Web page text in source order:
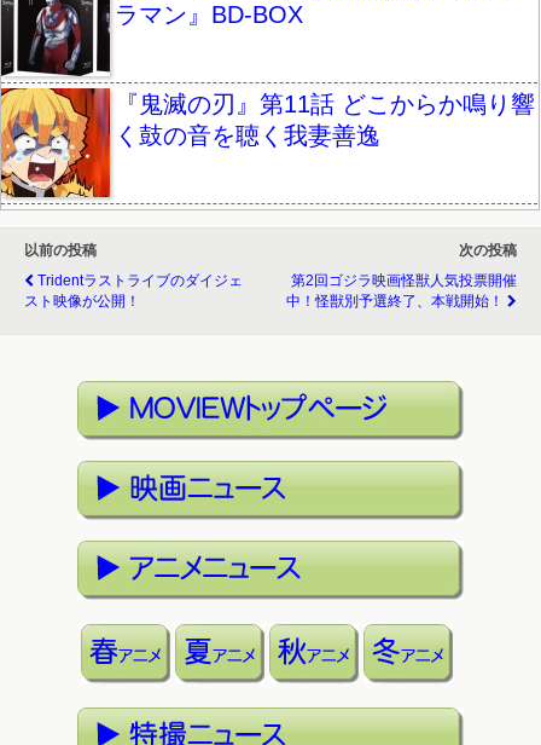
ラマン』BD-BOX
『鬼滅の刃』第11話 どこからか鳴り響
く鼓の音を聴く我妻善逸
以前の投稿
Tridentラストライブのダイジェ
スト映像が公開！
次の投稿
第2回ゴジラ映画怪獣人気投票開催
中！怪獣別予選終了、本戦開始！